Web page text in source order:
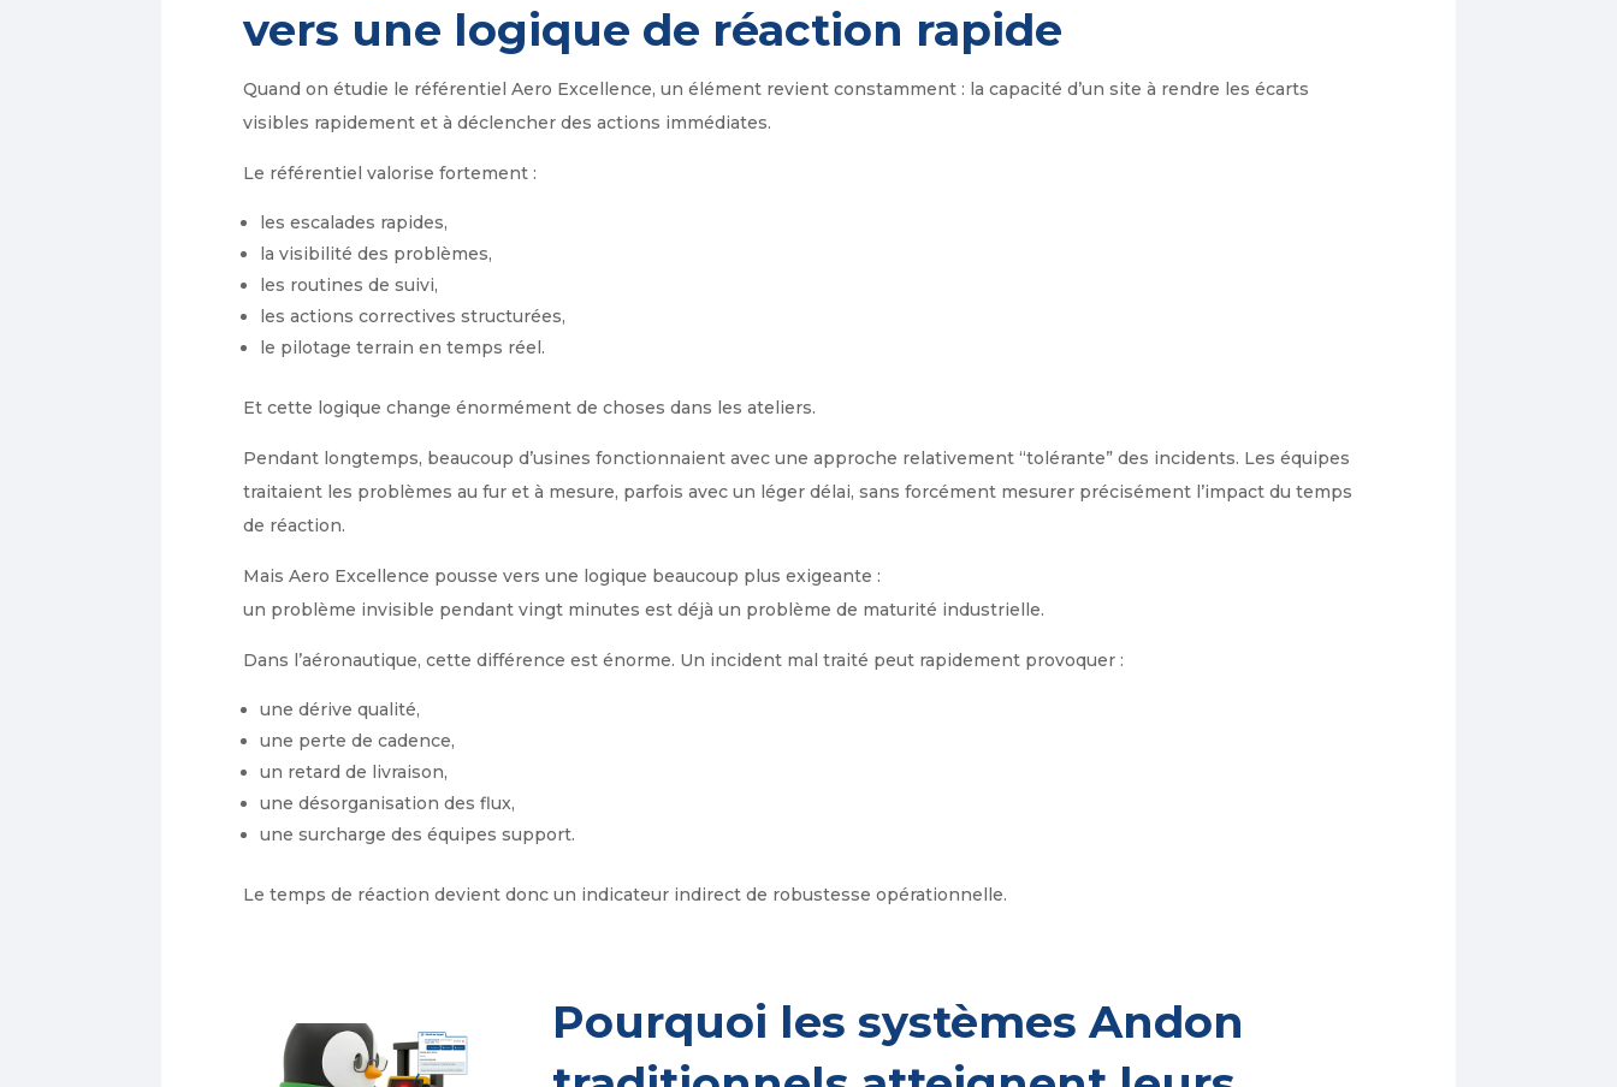
vers une logique de réaction rapide
Quand on étudie le référentiel Aero Excellence, un élément revient constamment : la capacité d’un site à rendre les écarts
visibles rapidement et à déclencher des actions immédiates.
Le référentiel valorise fortement :
les escalades rapides,
la visibilité des problèmes,
les routines de suivi,
les actions correctives structurées,
le pilotage terrain en temps réel.
Et cette logique change énormément de choses dans les ateliers.
Pendant longtemps, beaucoup d’usines fonctionnaient avec une approche relativement “tolérante” des incidents. Les équipes
traitaient les problèmes au fur et à mesure, parfois avec un léger délai, sans forcément mesurer précisément l’impact du temps
de réaction.
Mais Aero Excellence pousse vers une logique beaucoup plus exigeante :
un problème invisible pendant vingt minutes est déjà un problème de maturité industrielle.
Dans l’aéronautique, cette différence est énorme. Un incident mal traité peut rapidement provoquer :
une dérive qualité,
une perte de cadence,
un retard de livraison,
une désorganisation des flux,
une surcharge des équipes support.
Le temps de réaction devient donc un indicateur indirect de robustesse opérationnelle.
Pourquoi les systèmes Andon